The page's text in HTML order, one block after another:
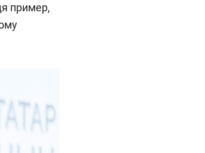
пример,